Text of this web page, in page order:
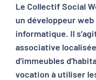
Le Collectif Social
un développeur
informatique. Il
associative
d’immeubles
vocation à utiliser